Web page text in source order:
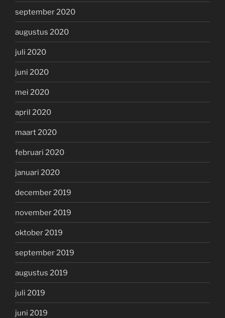
september 2020
augustus 2020
juli 2020
juni 2020
mei 2020
april 2020
maart 2020
februari 2020
januari 2020
december 2019
november 2019
oktober 2019
september 2019
augustus 2019
juli 2019
juni 2019